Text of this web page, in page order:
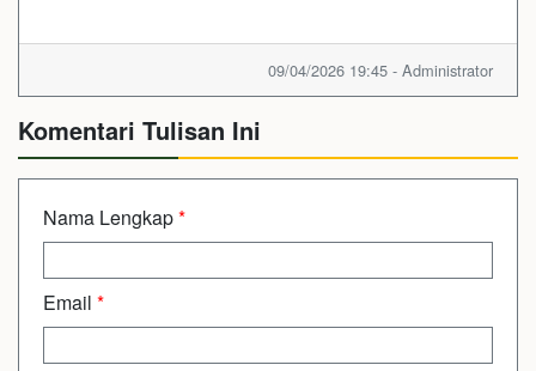
09/04/2026 19:45 - Administrator
Komentari Tulisan Ini
Nama Lengkap*
Email *